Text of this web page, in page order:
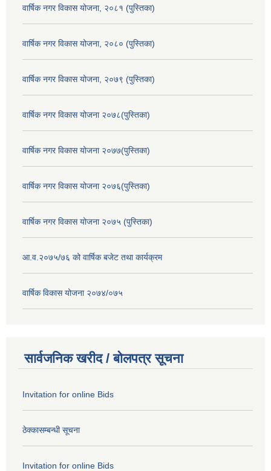
वार्षिक नगर विकास योजना, २०८१ (पुस्तिका)
वार्षिक नगर विकास योजना, २०८० (पुस्तिका)
वार्षिक नगर विकास योजना, २०७९ (पुस्तिका)
वार्षिक नगर विकास योजना २०७८(पुस्तिका)
वार्षिक नगर विकास योजना २०७७(पुस्तिका)
वार्षिक नगर विकास योजना २०७६(पुस्तिका)
वार्षिक नगर विकास योजना २०७५ (पुस्तिका)
आ.व.२०७५/७६ को वार्षिक बजेट तथा कार्यक्रम
वार्षिक विकास योजना २०७४/०७५
सार्वजनिक खरीद / बोलपत्र सूचना
Invitation for online Bids
ठेक्कासम्बन्धी सूचना
Invitation for online Bids